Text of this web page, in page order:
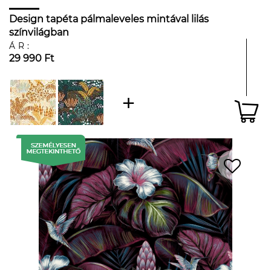
Design tapéta pálmaleveles mintával lilás
színvilágban
ÁR:
29 990 Ft